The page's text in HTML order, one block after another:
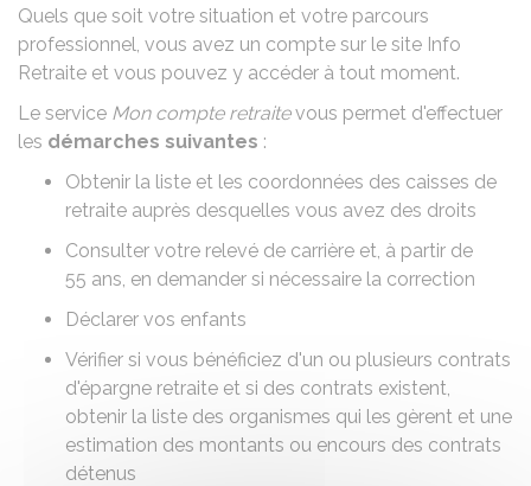
Quels que soit votre situation et votre parcours
professionnel, vous avez un compte sur le site Info
Retraite et vous pouvez y accéder à tout moment.
Le service Mon compte retraitevous permet d'effectuer
les démarches suivantes :
Obtenir la liste et les coordonnées des caisses de
retraite auprès desquelles vous avez des droits
Consulter votre relevé de carrière et, à partir de
55 ans, en demander si nécessaire la correction
Déclarer vos enfants
Vérifier si vous bénéficiez d'un ou plusieurs contrats
d'épargne retraite et si des contrats existent,
obtenir la liste des organismes qui les gèrent et une
estimation des montants ou encours des contrats
détenus